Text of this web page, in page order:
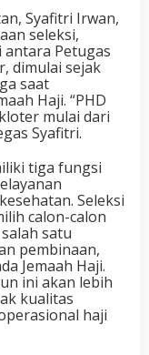
Syafitri Irwan,
seleksi,
Petugas
dimulai sejak
saat
Haji. “PHD
mulai dari
Syafitri.
tiga fungsi
Seleksi
calon-calon
satu
pembinaan,
Jemaah Haji.
ini akan lebih
kualitas
haji